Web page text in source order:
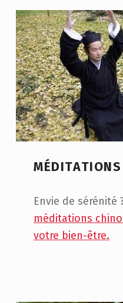
Envie de sérénité
méditations
votre bien-être.